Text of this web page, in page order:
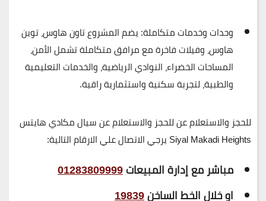
وحدات وخدمات متكاملة:يضم المشروعتاون هاوس، توين
هاوس، وفيلات فاخرةمع مرافق متكاملة تشمل الأمن،
المساحات الخضراء، النوادي الرياضية، والخدمات التعليمية
والطبية، لتجربة سكنية واستثمارية راقية.
للحجز والاستعلام عن للحجز والاستعلام عن سيال مكادي هايتس
Siyal Makadi Heightsيرجي الاتصال علي الارقام التالية:
مباشر مع إدارة المبيعات01283809999
او خلال الخط الساخن19839